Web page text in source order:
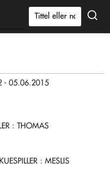
- 05.06.2015
: THOMAS
: MESLIS